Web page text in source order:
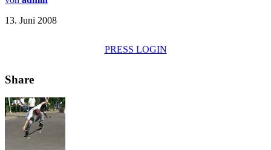
13. Juni 2008
PRESS LOGIN
Share